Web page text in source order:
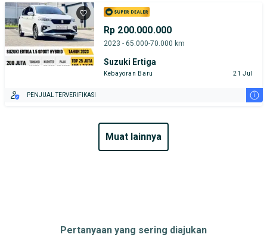
Rp 200.000.000
2023 - 65.000-70.000 km
Suzuki Ertiga
Kebayoran Baru 21 Jul
PENJUAL TERVERIFIKASI i
muat lainnya
Pertanyaan yang sering diajukan